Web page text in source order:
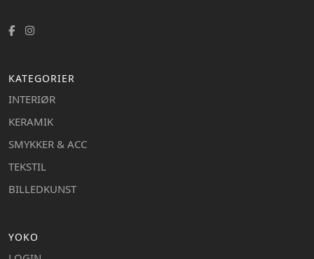
KATEGORIER
INTERIØR
KERAMIK
SMYKKER & ACC
TEKSTIL
BILLEDKUNST
YOKO